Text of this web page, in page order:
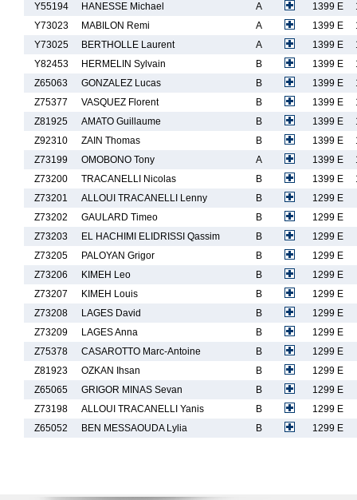
Y55194
HANESSE Michael A 1399 E
Y73023
MABILON Remi A 1399 E
Y73025
BERTHOLLE Laurent A 1399 E
Y82453
HERMELIN Sylvain B 1399 E
Z65063
GONZALEZ Lucas B 1399 E
Z75377
VASQUEZ Florent B 1399 E
Z81925
AMATO Guillaume B 1399 E
Z92310
ZAIN Thomas B 1399 E
Z73199
OMOBONO Tony A 1399 E
Z73200
TRACANELLI Nicolas B 1399 E
Z73201
ALLOUI TRACANELLI Lenny B
1299 E
Z73202
GAULARD Timeo B
1299 E
Z73203
EL HACHIMI ELIDRISSI Qassim B
1299 E
Z73205
PALOYAN Grigor B
1299 E
Z73206
KIMEH Leo B
1299 E
Z73207
KIMEH Louis B
1299 E
Z73208
LAGES David B
1299 E
Z73209
LAGES Anna B
1299 E
Z75378
CASAROTTO Marc-Antoine B
1299 E
Z81923
OZKAN Ihsan B
1299 E
Z65065
GRIGOR MINAS Sevan B
1299 E
Z73198
ALLOUI TRACANELLI Yanis B
1299 E
Z65052
BEN MESSAOUDA Lylia B 1299 E